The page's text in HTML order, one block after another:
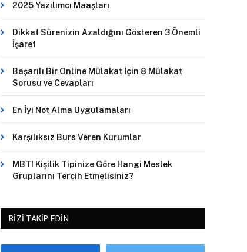
2025 Yazılımcı Maaşları
Dikkat Sürenizin Azaldığını Gösteren 3 Önemli
İşaret
Başarılı Bir Online Mülakat İçin 8 Mülakat
Sorusu ve Cevapları
En İyi Not Alma Uygulamaları
Karşılıksız Burs Veren Kurumlar
MBTI Kişilik Tipinize Göre Hangi Meslek
Gruplarını Tercih Etmelisiniz?
BIZI TAKIP EDIN